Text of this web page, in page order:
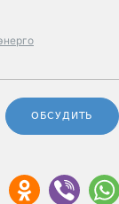
ОБСУДИТЬ